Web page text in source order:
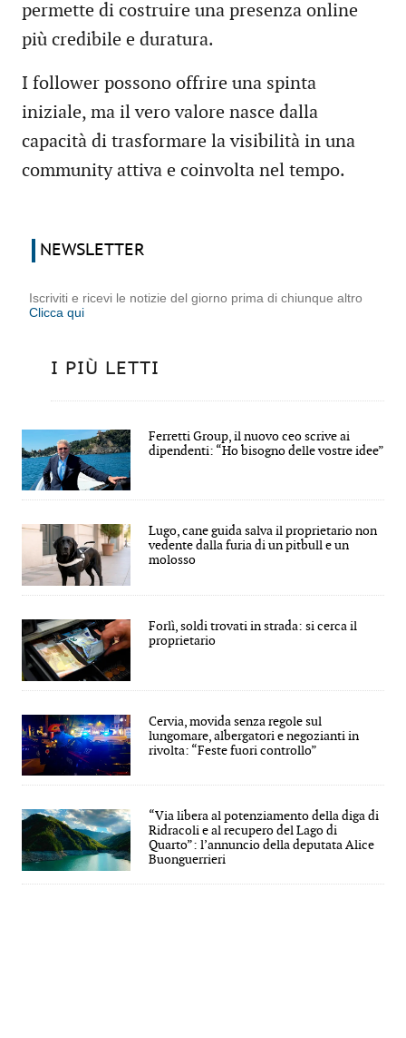
permette di costruire una presenza online
più credibile e duratura.
I follower possono offrire una spinta
iniziale, ma il vero valore nasce dalla
capacità di trasformare la visibilità in una
community attiva e coinvolta nel tempo.
NEWSLETTER
Iscriviti e ricevi le notizie del giorno prima di chiunque altro
Clicca qui
I PIÙ LETTI
Ferretti Group, il nuovo ceo scrive ai
dipendenti: “Ho bisogno delle vostre idee”
Lugo, cane guida salva il proprietario non
vedente dalla furia di un pitbull e un
molosso
Forlì, soldi trovati in strada: si cerca il
proprietario
Cervia, movida senza regole sul
lungomare, albergatori e negozianti in
rivolta: “Feste fuori controllo”
“Via libera al potenziamento della diga di
Ridracoli e al recupero del Lago di
Quarto”: l’annuncio della deputata Alice
Buonguerrieri